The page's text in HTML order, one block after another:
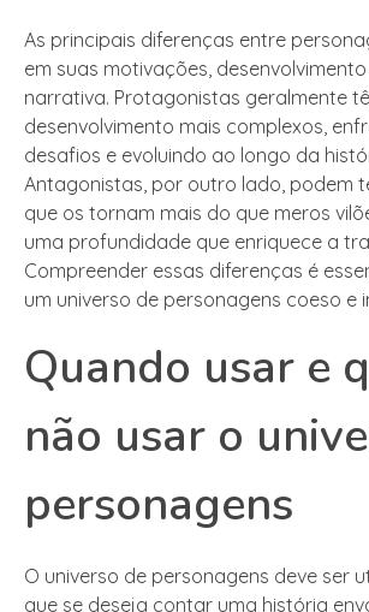
As principais diferenças entre
em suas motivações,
narrativa. Protagonistas geralmente
desenvolvimento mais complexos,
desafios e evoluindo ao longo da
Antagonistas, por outro lado, podem
que os tornam mais do que meros
uma profundidade que enriquece a
Compreender essas diferenças é
um universo de personagens coeso e
Quando usar e
não usar o
personagens
O universo de personagens deve ser
que se deseja contar uma história